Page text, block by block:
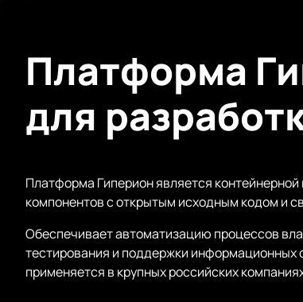
Платформа
для
Платформа Гиперион является
компонентов с открытым исходным кодом и
Обеспечивает автоматизацию процессов
тестирования и поддержки
применяется в крупных российских